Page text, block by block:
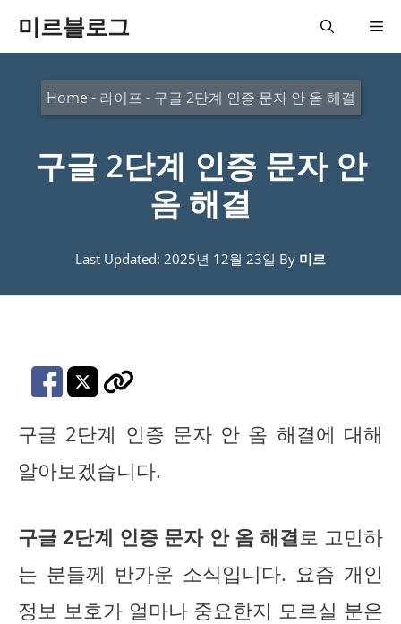
미르블로그 메
Home - 라이프 - 구글 2단계 인증 문자 안 옴 해결
구글 2단계 인증 문자 안
옴 해결
Last Updated: 2025년 12월 23일 By 미르
구글 2단계 인증 문자 안 옴 해결에 대해
알아보겠습니다.
구글 2단계 인증 문자 안 옴 해결 로 고민하
는 분들께 반가운 소식입니다. 요즘 개인
정보 보호가 얼마나 중요한지 모르실 분은